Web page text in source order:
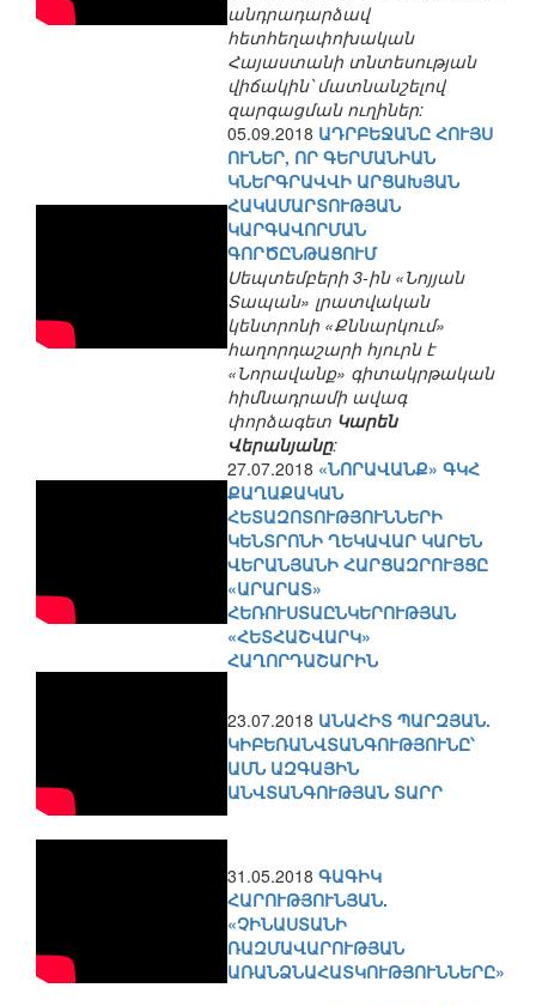
անդրադարձավ
հետհեղափոխական
Հայաստանի տնտեսության
վիճակին՝ մատնանշելով
զարգացման ուղիներ:
05.09.2018 ԱԴՐԲԵՋԱՆԸ ՀՈՒՅՍ
ՈՒՆԵՐ, ՈՐ ԳԵՐՄԱՆԻԱՆ
ԿՆԵՐԳՐԱՎՎԻ ԱՐՑԱԽՅԱՆ
ՀԱԿԱՄԱՐՏՈՒԹՅԱՆ
ԿԱՐԳԱՎՈՐՄԱՆ
ԳՈՐԾԸՆԹԱՑՈՒՄ
Սեպտեմբերի 3-ին «Նոյյան
Տապան» լրատվական
կենտրոնի «Քննարկում»
հաղորդաշարի հյուրն է
«Նորավանք» գիտակրթական
հիմնադրամի ավագ
փորձագետ Կարեն
Վերանյանը:
27.07.2018 «ՆՈՐԱՎԱՆՔ» ԳԿՀ
ՔԱՂԱՔԱԿԱՆ
ՀԵՏԱԶՈՏՈՒԹՅՈՒՆՆԵՐԻ
ԿԵՆՏՐՈՆԻ ՂԵԿԱՎԱՐ ԿԱՐԵՆ
ՎԵՐԱՆՅԱՆԻ ՀԱՐՑԱԶՐՈՒՅՑԸ
«ԱՐԱՐԱՏ»
ՀԵՌՈՒՍՏԱԸՆԿԵՐՈՒԹՅԱՆ
«ՀԵՏՀԱՇՎԱՐԿ»
ՀԱՂՈՐԴԱՇԱՐԻՆ
23.07.2018 ԱՆԱՀԻՏ ՊԱՐԶՅԱՆ.
ԿԻԲԵՌԱՆՎՏԱՆԳՈՒԹՅՈՒՆԸ՝
ԱՄՆ ԱԶԳԱՅԻՆ
ԱՆՎՏԱՆԳՈՒԹՅԱՆ ՏԱՐՐ
31.05.2018 ԳԱԳԻԿ
ՀԱՐՈՒԹՅՈՒՆՅԱՆ.
«ՉԻՆԱՍՏԱՆԻ
ՌԱԶՄԱՎԱՐՈՒԹՅԱՆ
ԱՌԱՆՁՆԱՀԱՏԿՈՒԹՅՈՒՆՆԵՐԸ»